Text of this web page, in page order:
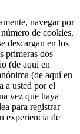
navegar por
de cookies,
descargan en los
primeras dos
(de aquí en
(de aquí en
a usted por el
vez que haya
para registrar
experiencia de